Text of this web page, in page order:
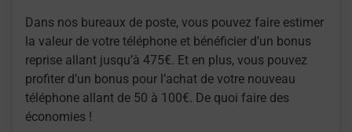
Dans nos bureaux de poste, vous pouvez faire estimer
la valeur de votre téléphone et bénéficier d’un bonus
reprise allant jusqu’à 475€. Et en plus, vous pouvez
profiter d’un bonus pour l’achat de votre nouveau
téléphone allant de 50 à 100€. De quoi faire des
économies !